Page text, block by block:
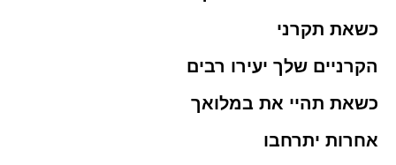
כשאת תקרני
הקרניים שלך יעירו רבים
כשאת תהיי את במלואך
אחרות יתרחבו